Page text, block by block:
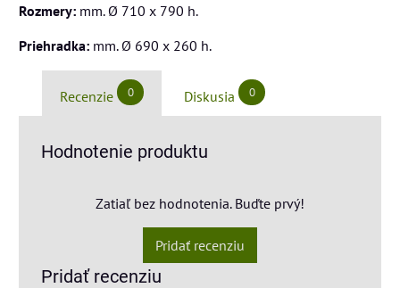
Rozmery: mm. Ø 710 x 790 h.
Priehradka: mm. Ø 690 x 260 h.
Recenzie 0 Diskusia 0
Hodnotenie produktu
Zatiaľ bez hodnotenia. Buďte prvý!
Pridať recenziu
Pridať recenziu